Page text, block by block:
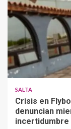
SALTA
Crisis en
denuncian
incertidumbre